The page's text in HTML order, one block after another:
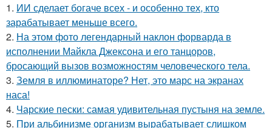
1. ИИ сделает богаче всех - и особенно тех, кто
зарабатывает меньше всего.
2. На этом фото легендарный наклон форварда в
исполнении Майкла Джексона и его танцоров,
бросающий вызов возможностям человеческого тела.
3. Земля в иллюминаторе? Нет, это марс на экранах
наса!
4. Чарские пески: самая удивительная пустыня на земле.
5. При альбинизме организм вырабатывает слишком